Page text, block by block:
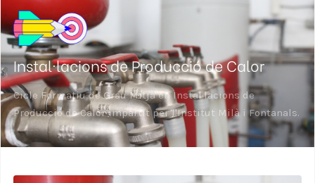
Instal·lacions de Producció de Calor
Cicle Formatiu de Grau Mitja en Instal·lacions de
Producció de Calor impartit per l'Institut Milà i Fontanals.